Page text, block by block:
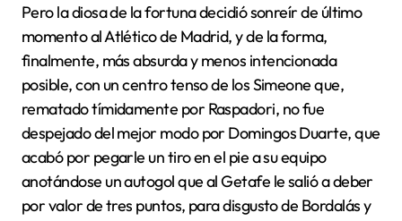
Pero la diosa de la fortuna decidió sonreír de último
momento al Atlético de Madrid, y de la forma,
finalmente, más absurda y menos intencionada
posible, con un centro tenso de los Simeone que,
rematado tímidamente por Raspadori, no fue
despejado del mejor modo por Domingos Duarte, que
acabó por pegarle un tiro en el pie a su equipo
anotándose un autogol que al Getafe le salió a deber
por valor de tres puntos, para disgusto de Bordalás y